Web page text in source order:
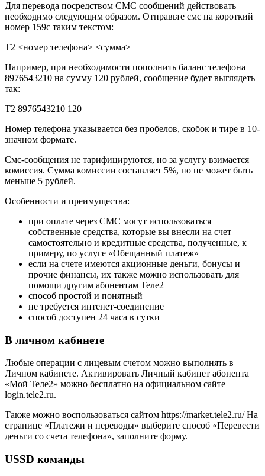
Для перевода посредством СМС сообщений действовать
необходимо следующим образом. Отправьте смс на короткий
номер 159с таким текстом:
T2 <номер телефона> <сумма>
Например, при необходимости пополнить баланс телефона
8976543210 на сумму 120 рублей, сообщение будет выглядеть
так:
T2 8976543210 120
Номер телефона указывается без пробелов, скобок и тире в 10-
значном формате.
Смс-сообщения не тарифицируются, но за услугу взимается
комиссия. Сумма комиссии составляет 5%, но не может быть
меньше 5 рублей.
Особенности и преимущества:
при оплате через СМС могут использоваться
собственные средства, которые вы внесли на счет
самостоятельно и кредитные средства, полученные, к
примеру, по услуге «Обещанный платеж»
если на счете имеются акционные деньги, бонусы и
прочие финансы, их также можно использовать для
помощи другим абонентам Теле2
способ простой и понятный
не требуется интенет-соединение
способ доступен 24 часа в сутки
В личном кабинете
Любые операции с лицевым счетом можно выполнять в
Личном кабинете. Активировать Личный кабинет абонента
«Мой Теле2» можно бесплатно на официальном сайте
login.tele2.ru.
Также можно воспользоваться сайтом https://market.tele2.ru/ На
странице «Платежи и переводы» выберите способ «Перевести
деньги со счета телефона», заполните форму.
USSD команды